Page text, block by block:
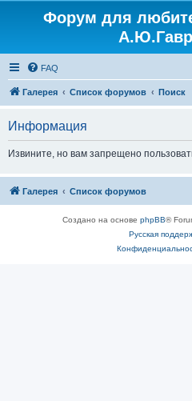
РегистрацияФорум для
FAQ
Галерея Список форумов Поиск
Информация
Извините, но вам запрещено
Галерея Список форумов
Создано на основе phpBB®
Русская